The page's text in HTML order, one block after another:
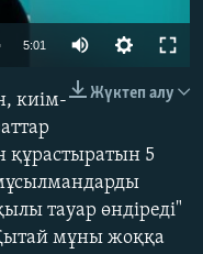
480p
5:01
480p
720p
1080p
Жүктеп алу
киім-
5
тауар өндіреді"
мұны жоққа